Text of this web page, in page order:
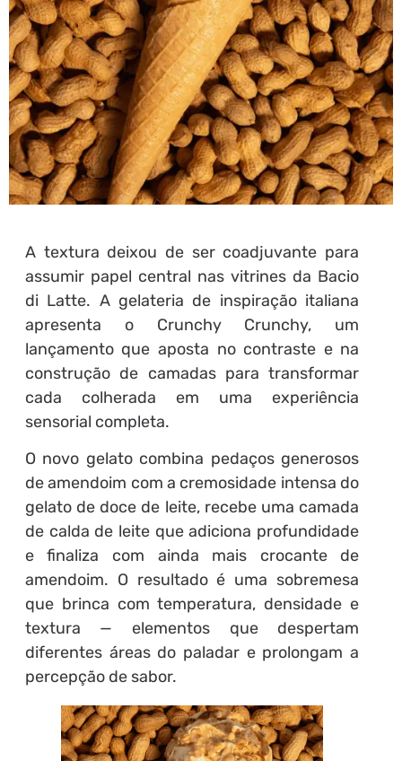
A textura deixou de ser coadjuvante para
assumir papel central nas vitrines da Bacio
di Latte. A gelateria de inspiração italiana
apresenta o Crunchy Crunchy, um
lançamento que aposta no contraste e na
construção de camadas para transformar
cada colherada em uma experiência
sensorial completa.
O novo gelato combina pedaços generosos
de amendoim com a cremosidade intensa do
gelato de doce de leite, recebe uma camada
de calda de leite que adiciona profundidade
e finaliza com ainda mais crocante de
amendoim. O resultado é uma sobremesa
que brinca com temperatura, densidade e
textura — elementos que despertam
diferentes áreas do paladar e prolongam a
percepção de sabor.